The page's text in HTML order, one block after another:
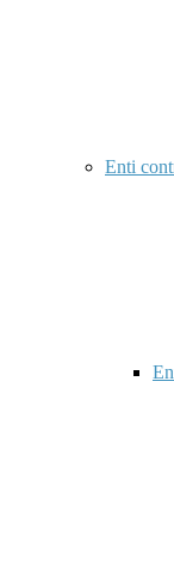
Enti